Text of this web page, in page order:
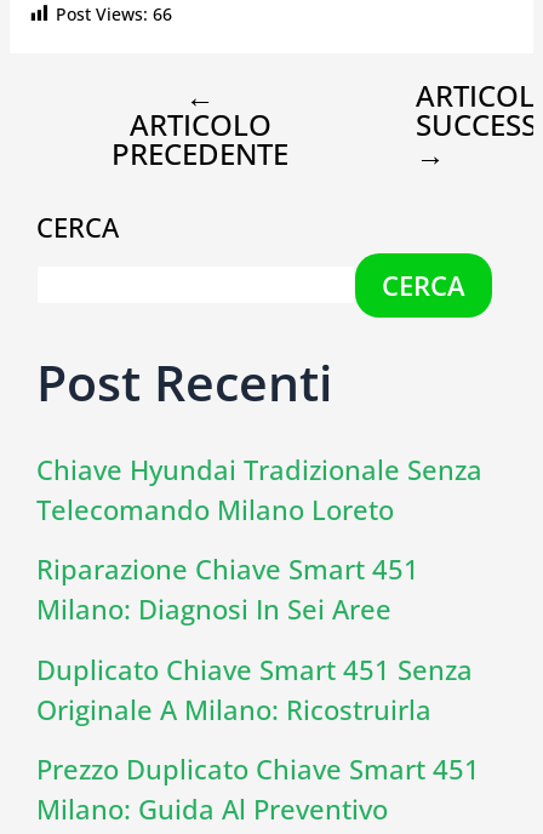
Post Views: 66
←
ARTICOLO
PRECEDENTE →
CERCA
CERCA
Post Recenti
Chiave Hyundai Tradizionale Senza
Telecomando Milano Loreto
Riparazione Chiave Smart 451
Milano: Diagnosi In Sei Aree
Duplicato Chiave Smart 451 Senza
Originale A Milano: Ricostruirla
Prezzo Duplicato Chiave Smart 451
Milano: Guida Al Preventivo